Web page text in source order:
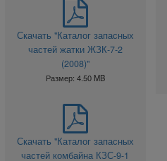
Скачать "Каталог запасных
частей жатки ЖЗК-7-2
(2008)"
Размер: 4.50 MB
Скачать "Каталог запасных
частей комбайна КЗС-9-1